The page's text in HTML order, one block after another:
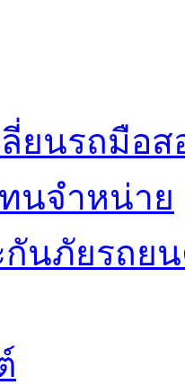
ยนรถมือส
นจำหน่าย
กันภัยรถย